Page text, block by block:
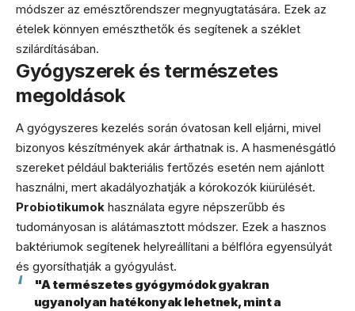
módszer az emésztőrendszer megnyugtatására. Ezek az
ételek könnyen emészthetők és segítenek a széklet
szilárdításában.
Gyógyszerek és természetes
megoldások
A gyógyszeres kezelés során óvatosan kell eljárni, mivel
bizonyos készítmények akár árthatnak is. A hasmenésgátló
szereket például bakteriális fertőzés esetén nem ajánlott
használni, mert akadályozhatják a kórokozók kiürülését.
Probiotikumok használata egyre népszerűbb és
tudományosan is alátámasztott módszer. Ezek a hasznos
baktériumok segítenek helyreállítani a bélflóra egyensúlyát
és gyorsíthatják a gyógyulást.
"A természetes gyógymódok gyakran
ugyanolyan hatékonyak lehetnek, mint a